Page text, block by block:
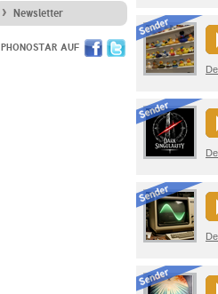
Newsletter
PHONOSTAR AUF